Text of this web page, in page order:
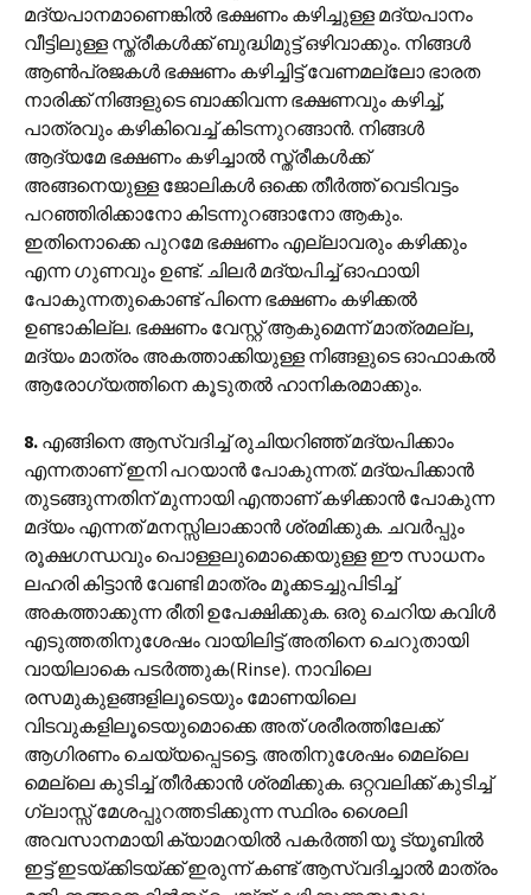
മദ്യപാനമാണെങ്കിൽ ഭക്ഷണം കഴിച്ചുള്ള മദ്യപാനം
വീട്ടിലുള്ള സ്ത്രീകൾക്ക് ബുദ്ധിമുട്ട് ഒഴിവാക്കും. നിങ്ങൾ
ആൺപ്രജകൾ ഭക്ഷണം കഴിച്ചിട്ട് വേണമല്ലോ ഭാരത
നാരിക്ക് നിങ്ങളുടെ ബാക്കിവന്ന ഭക്ഷണവും കഴിച്ച്,
പാത്രവും കഴികിവെച്ച് കിടന്നുറങ്ങാൻ. നിങ്ങൾ
ആദ്യമേ ഭക്ഷണം കഴിച്ചാൽ സ്ത്രീകൾക്ക്
അങ്ങനെയുള്ള ജോലികൾ ഒക്കെ തീർത്ത് വെടിവട്ടം
പറഞ്ഞിരിക്കാനോ കിടന്നുറങ്ങാനോ ആകും.
ഇതിനൊക്കെ പുറമേ ഭക്ഷണം എല്ലാവരും കഴിക്കും
എന്ന ഗുണവും ഉണ്ട്. ചിലർ മദ്യപിച്ച് ഓഫായി
പോകുന്നതുകൊണ്ട് പിന്നെ ഭക്ഷണം കഴിക്കൽ
ഉണ്ടാകില്ല. ഭക്ഷണം വേസ്റ്റ് ആകുമെന്ന് മാത്രമല്ല,
മദ്യം മാത്രം അകത്താക്കിയുള്ള നിങ്ങളുടെ ഓഫാകൽ
ആരോഗ്യത്തിനെ കൂടുതൽ ഹാനികരമാക്കും.
8. എങ്ങിനെ ആസ്വദിച്ച് രുചിയറിഞ്ഞ് മദ്യപിക്കാം
എന്നതാണ് ഇനി പറയാൻ പോകുന്നത്. മദ്യപിക്കാൻ
തുടങ്ങുന്നതിന് മുന്നായി എന്താണ് കഴിക്കാൻ പോകുന്ന
മദ്യം എന്നത് മനസ്സിലാക്കാൻ ശ്രമിക്കുക. ചവർപ്പും
രൂക്ഷഗന്ധവും പൊള്ളലുമൊക്കെയുള്ള ഈ സാധനം
ലഹരി കിട്ടാൻ വേണ്ടി മാത്രം മൂക്കടച്ചുപിടിച്ച്
അകത്താക്കുന്ന രീതി ഉപേക്ഷിക്കുക. ഒരു ചെറിയ കവിൾ
എടുത്തതിനുശേഷം വായിലിട്ട് അതിനെ ചെറുതായി
വായിലാകെ പടർത്തുക(Rinse). നാവിലെ
രസമുകുളങ്ങളിലൂടെയും മോണയിലെ
വിടവുകളിലൂടെയുമൊക്കെ അത് ശരീരത്തിലേക്ക്
ആഗിരണം ചെയ്യപ്പെടട്ടെ. അതിനുശേഷം മെല്ലെ
മെല്ലെ കുടിച്ച് തീർക്കാൻ ശ്രമിക്കുക. ഒറ്റവലിക്ക് കുടിച്ച്
ഗ്ലാസ്സ് മേശപ്പുറത്തടിക്കുന്ന സ്ഥിരം ശൈലി
അവസാനമായി ക്യാമറയിൽ പകർത്തി യൂ ട്യൂബിൽ
ഇട്ട് ഇടയ്ക്കിടയ്ക്ക് ഇരുന്ന് കണ്ട് ആസ്വദിച്ചാൽ മാത്രം